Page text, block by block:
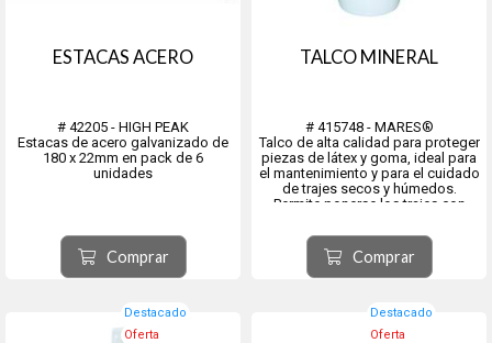
ESTACAS ACERO
# 42205 - HIGH PEAK
Estacas de acero galvanizado de
180 x 22mm en pack de 6
unidades
Comprar
TALCO MINERAL
# 415748 - MARES®
Talco de alta calidad para proteger
piezas de látex y goma, ideal para
el mantenimiento y para el cuidado
de trajes secos y húmedos.
Permite ponerse los trajes con
la irritación. Envase de 125 gr
Comprar
Destacado
Oferta
Destacado
Oferta